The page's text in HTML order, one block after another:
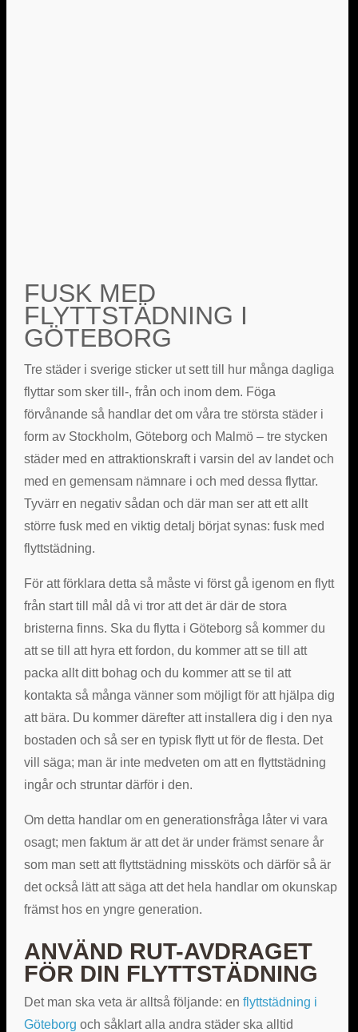
FUSK MED
FLYTTSTÄDNING I
GÖTEBORG
Tre städer i sverige sticker ut sett till hur många dagliga
flyttar som sker till-, från och inom dem. Föga
förvånande så handlar det om våra tre största städer i
form av Stockholm, Göteborg och Malmö – tre stycken
städer med en attraktionskraft i varsin del av landet och
med en gemensam nämnare i och med dessa flyttar.
Tyvärr en negativ sådan och där man ser att ett allt
större fusk med en viktig detalj börjat synas: fusk med
flyttstädning.
För att förklara detta så måste vi först gå igenom en flytt
från start till mål då vi tror att det är där de stora
bristerna finns. Ska du flytta i Göteborg så kommer du
att se till att hyra ett fordon, du kommer att se till att
packa allt ditt bohag och du kommer att se til att
kontakta så många vänner som möjligt för att hjälpa dig
att bära. Du kommer därefter att installera dig i den nya
bostaden och så ser en typisk flytt ut för de flesta. Det
vill säga; man är inte medveten om att en flyttstädning
ingår och struntar därför i den.
Om detta handlar om en generationsfråga låter vi vara
osagt; men faktum är att det är under främst senare år
som man sett att flyttstädning missköts och därför så är
det också lätt att säga att det hela handlar om okunskap
främst hos en yngre generation.
ANVÄND RUT-AVDRAGET
FÖR DIN FLYTTSTÄDNING
Det man ska veta är alltså följande: en flyttstädning i
Göteborg och såklart alla andra städer ska alltid